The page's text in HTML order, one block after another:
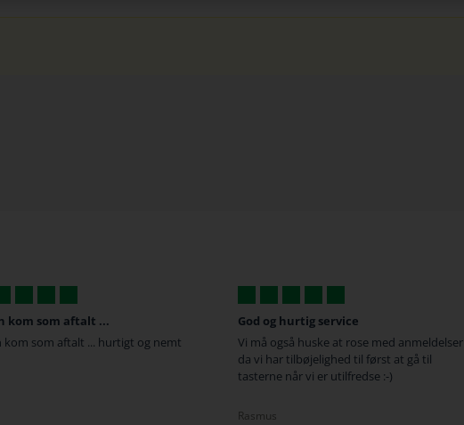
kom som aftalt ...
kom som aftalt ... hurtigt og nemt
God og hurtig service
Vi må også huske at rose med anmeldelser
da vi har tilbøjelighed til først at gå til
tasterne når vi er utilfredse :-)
Rasmus